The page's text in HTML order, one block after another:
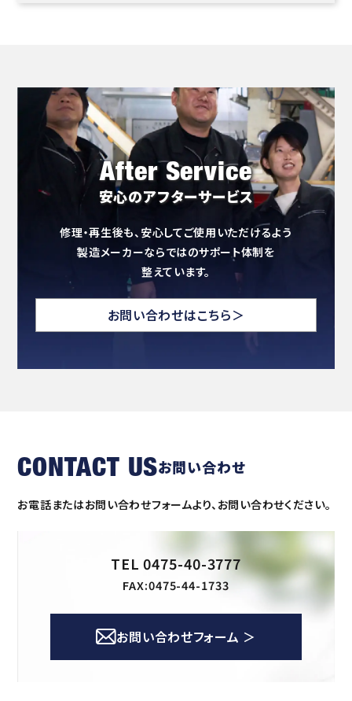
After Service
安心のアフターサービス
修理・再生後も、安心してご使用いただけるよう
製造メーカーならではのサポート体制を
整えています。
お問い合わせはこちら＞
CONTACT USお問い合わせ
お電話またはお問い合わせフォームより、お問い合わせください。
TEL 0475-40-3777
FAX:0475-44-1733
お問い合わせフォーム ＞